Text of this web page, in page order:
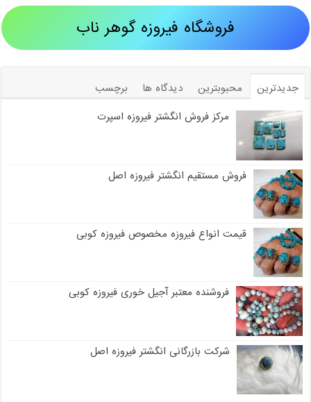
فروشگاه فیروزه گوهر ناب
جدیدترین محبوبترین دیدگاه ها
برچسب
مرکز فروش انگشتر فیروزه اسپرت
فروش مستقیم انگشتر فیروزه اصل
قیمت انواع فیروزه مخصوص فیروزه کوبی
فروشنده معتبر آجیل خوری فیروزه کوبی
شرکت بازرگانی انگشتر فیروزه اصل